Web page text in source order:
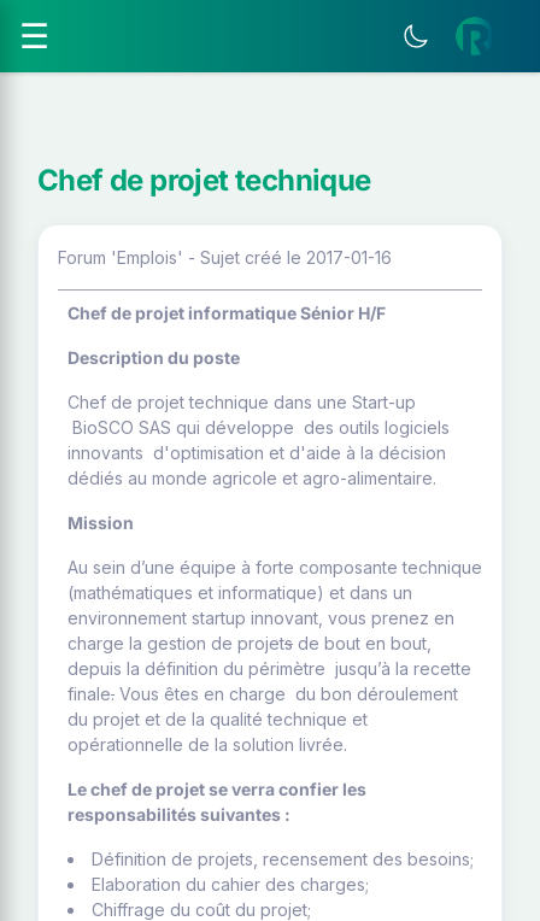
☰
Chef de projet technique
Forum 'Emplois' - Sujet créé le 2017-01-16
Chef de projet informatique Sénior H/F
Description du poste
Chef de projet technique dans une Start-up
BioSCO SAS qui développe des outils logiciels
innovants d'optimisation et d'aide à la décision
dédiés au monde agricole et agro-alimentaire.
Mission
Au sein d’une équipe à forte composante technique
(mathématiques et informatique) et dans un
environnement startup innovant, vous prenez en
charge la gestion de projets de bout en bout,
depuis la définition du périmètre jusqu’à la recette
finale. Vous êtes en charge du bon déroulement
du projet et de la qualité technique et
opérationnelle de la solution livrée.
Le chef de projet se verra confier les
responsabilités suivantes :
Définition de projets, recensement des besoins;
Elaboration du cahier des charges;
Chiffrage du coût du projet;